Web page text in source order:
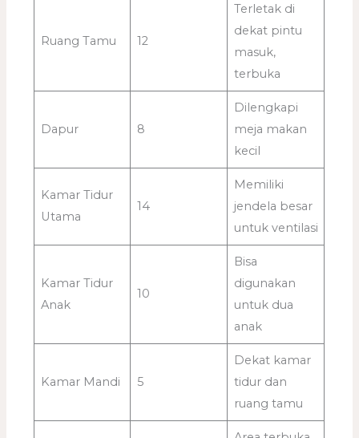
Ruang Tamu 12
Terletak di
dekat pintu
masuk,
terbuka
Dapur 8
Dilengkapi
meja makan
kecil
Kamar Tidur
Utama
14
Memiliki
jendela besar
untuk ventilasi
Kamar Tidur
Anak
10
Bisa
digunakan
untuk dua
anak
Kamar Mandi 5
Dekat kamar
tidur dan
ruang tamu